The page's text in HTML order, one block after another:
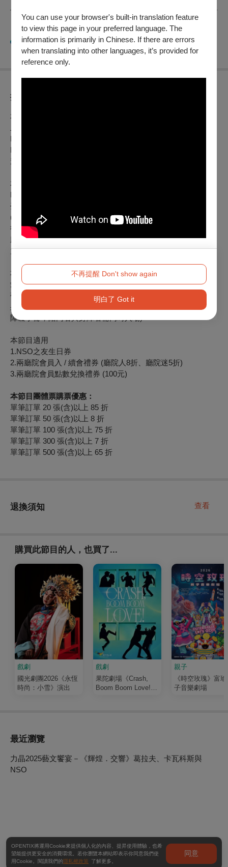
You can use your browser's built-in translation feature
to view this page in your preferred language. The
information is primarily in Chinese. If there are errors
when translating into other languages, it’s provided for
reference only.
不再提醒 Don't show again
明白了 Got it
【獨家贊助】
折扣方案
本節目預購優惠：2025/10/1（三）12:00起～10/8（三）11:59
NSO之友&愛樂知青享8折、廳院人享8折、廳院迷享8折
NSO之友(身障、敬老身分)、廳院人(身障、敬老身分)、廳院
迷 (身障、敬老身分)享5折
本節目啟售日期：10/8（三）12:00
NSO之友&愛樂知青享9折、廳院人享9折、廳院迷享9折
臺中國家歌劇院會員享9折、臺中國家歌劇院學生會員享75折
(限1張)
衛武營國家藝術文化中心會員9折
廳院青享75折(限1張)
力晶企業專屬8折
本節目特殊優惠：
愛樂知青享75折(限1張，本節目開放預購即適用)
敬老票：65歲以上長者享5折(需憑證購票與入場)
身心障礙人士及其必要陪同者(限1人)享5折(入場時請出示身心
障礙手冊，陪同者與身障者需同時入場)
本節目適用
1.NSO之友生日券
2.兩廳院會員入 / 續會禮券 (廳院人8折、廳院迷5折)
3.兩廳院會員點數兌換禮券 (100元)
本節目團體票購票優惠：
單筆訂單 20 張(含)以上 85 折
單筆訂單 50 張(含)以上 8 折
單筆訂單 100 張(含)以上 75 折
單筆訂單 300 張(含)以上 7 折
單筆訂單 500 張(含)以上 65 折
退換須知 查看
購買此節目的人，也買了...
戲劇
國光劇團2026《永恆
時尚：小雪》演出
戲劇
果陀劇場《Crash,
Boom Boom Love!》
親子
《時空玫瑰》富
子音樂劇場
最近瀏覽
力晶2025藝文饗宴－《輝煌．交響》葛拉夫、卡瓦科斯與
NSO
OPENTIX將運用Cookie來提供個人化的內容、提昇使用體驗，也希
望能提供更安全的消費環境。若你瀏覽本網站即表示你同意我們使
用Cookie。閱讀我們的隱私權政策 了解更多。
同意